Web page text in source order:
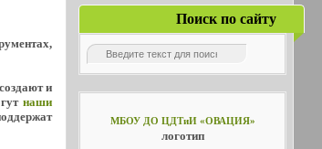
и
наши
Поиск по сайту
МБОУ ДО ЦДТиИ «ОВАЦИЯ»
логотип